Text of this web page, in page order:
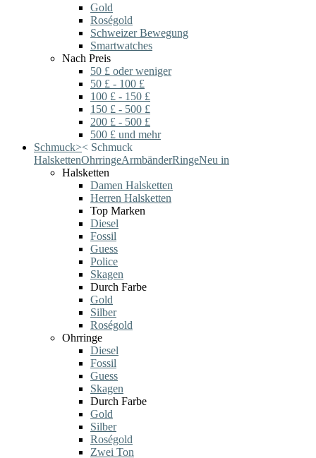
Gold
Roségold
Schweizer Bewegung
Smartwatches
Nach Preis
50 £ oder weniger
50 £ - 100 £
100 £ - 150 £
150 £ - 500 £
200 £ - 500 £
500 £ und mehr
Schmuck>< Schmuck
HalskettenOhrringeArmbänderRingeNeu in
Halsketten
Damen Halsketten
Herren Halsketten
Top Marken
Diesel
Fossil
Guess
Police
Skagen
Durch Farbe
Gold
Silber
Roségold
Ohrringe
Diesel
Fossil
Guess
Skagen
Durch Farbe
Gold
Silber
Roségold
Zwei Ton